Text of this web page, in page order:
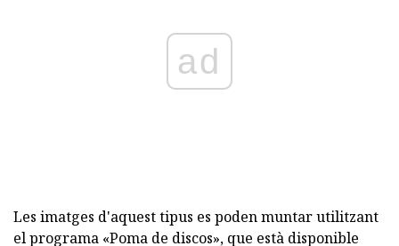
ad
Les imatges d'aquest tipus es poden muntar utilitzant
el programa «Poma de discos», que està disponible